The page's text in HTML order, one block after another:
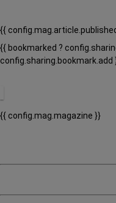
{{
{{ bookmarked ?
config.sharing.bookmark.add
{{ config.mag.magazine }}